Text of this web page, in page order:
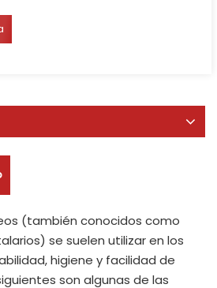
(también conocidos como
se suelen utilizar en los
higiene y facilidad de
son algunas de las